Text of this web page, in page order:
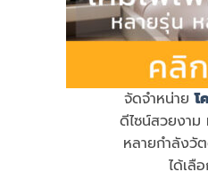
จัดจำหน่ายโ
ดีไซน์สวยงาม
หลายกำลังวั
ได้เลื